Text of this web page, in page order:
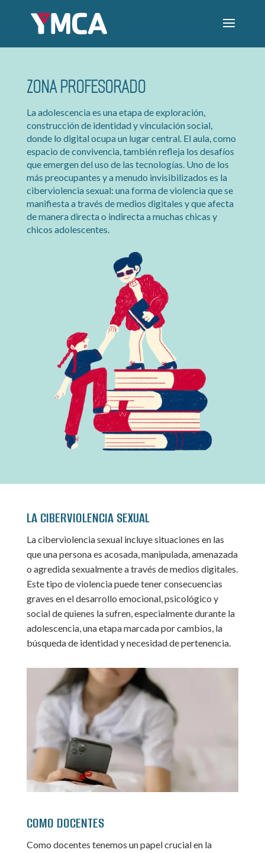
ZONA PROFESORADO
La adolescencia es una etapa de exploración,
construcción de identidad y vinculación social,
donde lo digital ocupa un lugar central. El aula, como
espacio de convivencia, también refleja los desafíos
que emergen del uso de las tecnologías. Uno de los
más preocupantes y a menudo invisibilizados es la
ciberviolencia sexual: una forma de violencia que se
manifiesta a través de medios digitales y que afecta
de manera directa o indirecta a muchas chicas y
chicos adolescentes.
LA CIBERVIOLENCIA SEXUAL
La ciberviolencia sexual incluye situaciones en las
que una persona es acosada, manipulada, amenazada
o agredida sexualmente a través de medios digitales.
Este tipo de violencia puede tener consecuencias
graves en el desarrollo emocional, psicológico y
social de quienes la sufren, especialmente durante la
adolescencia, una etapa marcada por cambios, la
búsqueda de identidad y necesidad de pertenencia.
COMO DOCENTES
Como docentes tenemos un papel crucial en la